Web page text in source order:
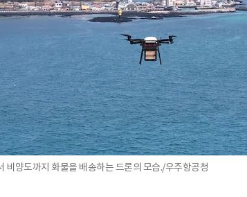
비양도까지 화물을 배송하는 드론의 모습./우주항공청